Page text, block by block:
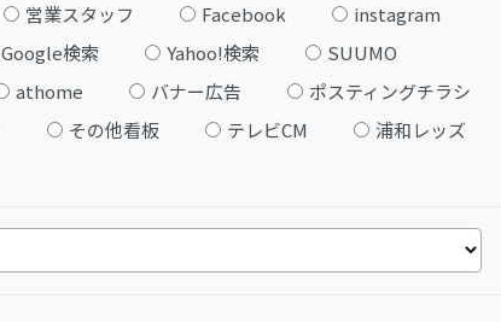
営業スタッフ Facebook
instagram
Google検索 Yahoo!検索
SUUMO
athome バナー広告
ポスティングチラシ
その他看板 テレビCM
浦和レッズ